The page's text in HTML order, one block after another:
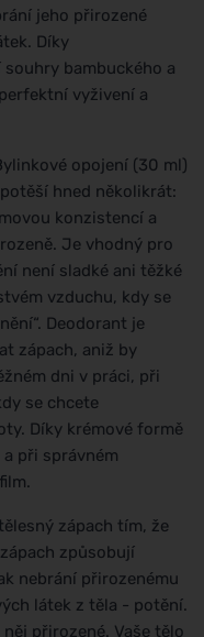
jeho přirozené
Díky
bambuckého a
vyživení a
opojení (30 ml)
hned několikrát:
konzistencí a
Je vhodný pro
není sladké ani těžké
vzduchu, kdy se
Deodorant je
zápach, aniž by
dni v práci, při
se chcete
Díky krémové formě
a při správném
zápach tím, že
způsobují
nebrání přirozenému
látek z těla - potění.
přirozené. Vaše tělo